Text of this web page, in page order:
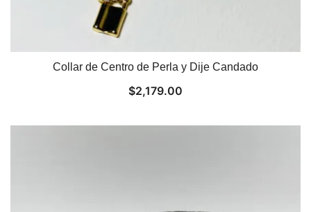
Collar de Centro de Perla y Dije Candado
$2,179.00